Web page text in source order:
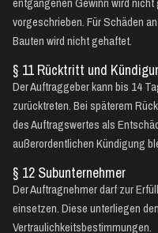
vorgeschrieben. Für Schäden
Bauten wird nicht gehaftet.
§ 11 Rücktritt und
Der Auftraggeber kann bis 14
zurücktreten. Bei späterem
des Auftragswertes als
außerordentlichen Kündigung
§ 12 Subunternehmer
Der Auftragnehmer darf zur
einsetzen. Diese unterliegen
Vertraulichkeitsbestimmungen.